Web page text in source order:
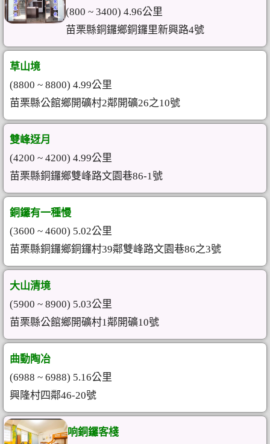
(800 ~ 3400) 4.96公里
苗栗縣銅鑼鄉銅鑼里新興路4號
草山境
(8800 ~ 8800) 4.99公里
苗栗縣公館鄉開礦村2鄰開礦26之10號
雙峰迓月
(4200 ~ 4200) 4.99公里
苗栗縣銅鑼鄉雙峰路文園巷86-1號
銅鑼有一種慢
(3600 ~ 4600) 5.02公里
苗栗縣銅鑼鄉銅鑼村39鄰雙峰路文園巷86之3號
大山清境
(5900 ~ 8900) 5.03公里
苗栗縣公館鄉開礦村1鄰開礦10號
曲動陶冶
(6988 ~ 6988) 5.16公里
興隆村四鄰46-20號
响銅鑼客棧